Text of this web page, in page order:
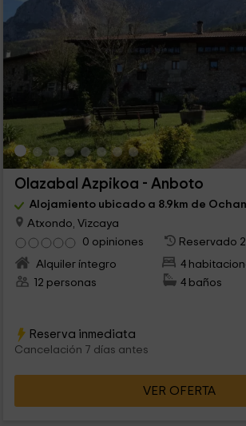
Olazabal Azpikoa - Anboto
Alojamiento ubicado a 8.9km de
Atxondo, Vizcaya
0 opiniones
Reservado
Alquiler íntegro
4
12 personas
4 baños
Reserva inmediata
Cancelación 7 días antes
VER OFERTA